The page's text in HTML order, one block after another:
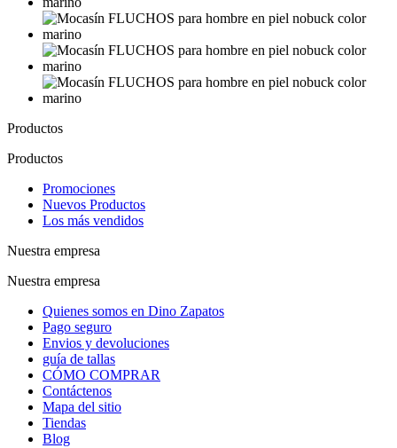
Productos
Productos
Promociones
Nuevos Productos
Los más vendidos
Nuestra empresa
Nuestra empresa
Quienes somos en Dino Zapatos
Pago seguro
Envios y devoluciones
guía de tallas
CÓMO COMPRAR
Contáctenos
Mapa del sitio
Tiendas
Blog